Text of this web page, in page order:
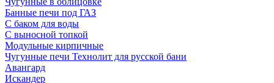
Банные печи под ГАЗ
С баком для воды
С выносной топкой
Модульные кирпичные
Чугунные печи Технолит для русской бани
Авангард
Искандер